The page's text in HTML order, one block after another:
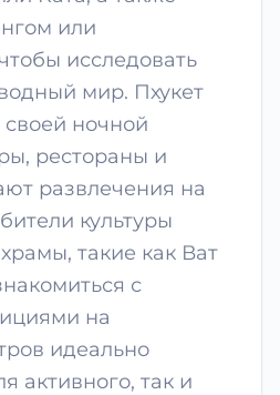
или
исследовать
мир. Пхукет
своей ночной
рестораны и
развлечения на
культуры
такие как Ват
с
на
идеально
активного, так и